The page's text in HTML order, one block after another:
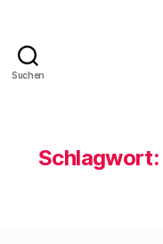
Suchen
Schlagwort: